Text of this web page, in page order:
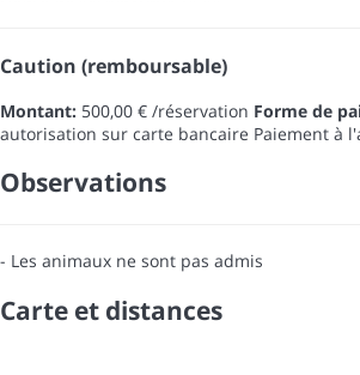
Caution (remboursable)
Montant: 500,00 € /réservation Forme de
autorisation sur carte bancaire Paiement à
Observations
- Les animaux ne sont pas admis
Carte et distances